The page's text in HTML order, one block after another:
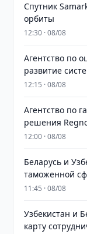
Спутник
орбиты
12:30 · 08/08
Агентство по
развитие
12:15 · 08/08
Агентство по
решения
12:00 · 08/08
Беларусь и
таможенной
11:45 · 08/08
Узбекистан и
карту